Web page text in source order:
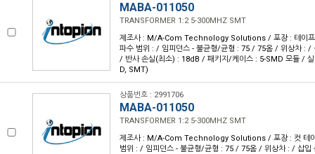
MABA-011050
TRANSFORMER 1:2 5-300MHZ SMT
제조사 : M/A-Com Technology Solutions / 포장 : 테이
파수 범위 : / 임피던스 - 불균형/균형 : 75 / 75옴 / 위상차 : /
/ 반사 손실(최소) : 18dB / 패키지/케이스 : 5-SMD 모듈 /
D, SMT)
상품번호 : 2991706
MABA-011050
TRANSFORMER 1:2 5-300MHZ SMT
제조사 : M/A-Com Technology Solutions / 포장 : 컷 테
범위 : / 임피던스 - 불균형/균형 : 75 / 75옴 / 위상차 : / 삽